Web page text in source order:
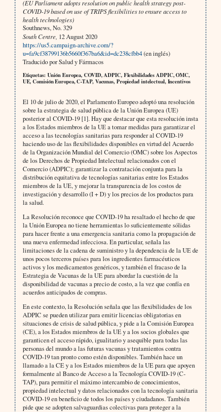
(EU Parliament adopts resolution on public health strategy post-
COVID-19 based on use of TRIPS flexibilities to ensure access to
health technologies)
Southnews, No. 329
South Centre, 12 August 2020
https://us5.campaign-archive.com/?
u=fa9cf38799136b5660f367ba6&id=dc238cfbb4(en inglés)
Traducido por Salud y Fármacos
Etiquetas: Unión Europea, COVID, ADPIC, Flexibilidades ADPIC, OMC,
UE, Comisión Europea, C-TAP, Vacunas, Propiedad intelectual, Incentivos
El 10 de julio de 2020, el Parlamento Europeo adoptó una resolución
sobre la estrategia de salud pública de la Unión Europea (UE)
posterior al COVID-19 [1]. Hay que destacar que esta resolución insta
a los Estados miembros de la UE a tomar medidas para garantizar el
acceso a las tecnologías sanitarias para responder al COVID-19
haciendo uso de las flexibilidades disponibles en virtud del Acuerdo
de la Organización Mundial del Comercio (OMC) sobre los Aspectos
de los Derechos de Propiedad Intelectual relacionados con el
Comercio (ADPIC); garantizar la contratación conjunta para la
distribución equitativa de tecnologías sanitarias entre los Estados
miembros de la UE, y mejorar la transparencia de los costos de
investigación y desarrollo (I + D) y los precios de los productos para
la salud.
La Resolución reconoce que COVID-19 ha resaltado el hecho de que
la Unión Europea no tiene herramientas lo suficientemente sólidas
para hacer frente a una emergencia sanitaria como la propagación de
una nueva enfermedad infecciosa. En particular, señala las
limitaciones de la cadena de suministro y la dependencia de la UE de
unos pocos terceros países para los ingredientes farmacéuticos
activos y los medicamentos genéricos, y también el fracaso de la
Estrategia de Vacunas de la UE para abordar la cuestión de la
disponibilidad de vacunas a precio de costo, a la vez que confía en
acuerdos anticipados de compras.
En este contexto, la Resolución señala que las flexibilidades de los
ADPIC se pueden utilizar para emitir licencias obligatorias en
situaciones de crisis de salud pública, y pide a la Comisión Europea
(CE), a los Estados miembros de la UE y a los socios globales que
garanticen el acceso rápido, igualitario y asequible para todas las
personas del mundo a las futuras vacunas y tratamientos contra
COVID-19 tan pronto como estén disponibles. También hace un
llamado a la CE y a los Estados miembros de la UE para que apoyen
formalmente al Banco de Acceso a la Tecnología COVID-19 (C-
TAP), para permitir el máximo intercambio de conocimientos,
propiedad intelectual y datos relacionados con la tecnología sanitaria
COVID-19 en beneficio de todos los países y ciudadanos. También
pide que se adopten salvaguardias colectivas para proteger a la